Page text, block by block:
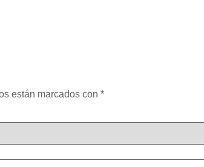
están marcados con *